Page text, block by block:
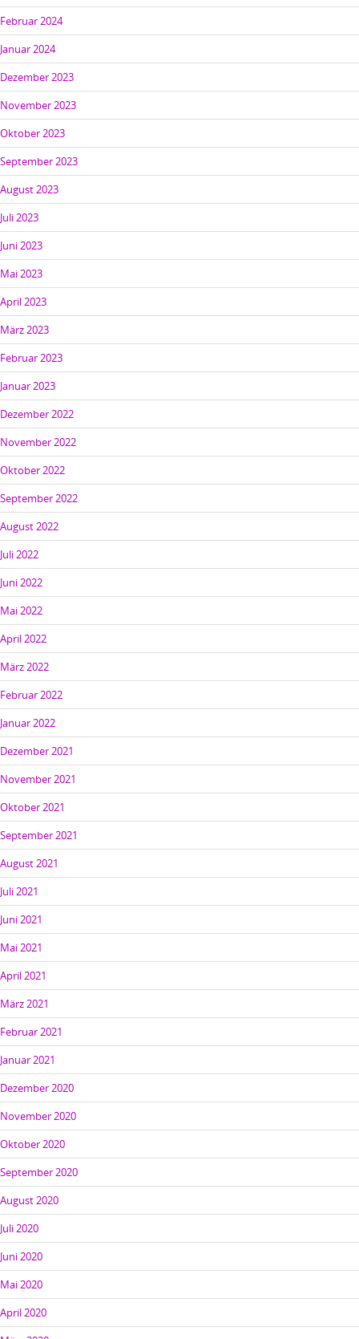
Februar 2024
Januar 2024
Dezember 2023
November 2023
Oktober 2023
September 2023
August 2023
Juli 2023
Juni 2023
Mai 2023
April 2023
März 2023
Februar 2023
Januar 2023
Dezember 2022
November 2022
Oktober 2022
September 2022
August 2022
Juli 2022
Juni 2022
Mai 2022
April 2022
März 2022
Februar 2022
Januar 2022
Dezember 2021
November 2021
Oktober 2021
September 2021
August 2021
Juli 2021
Juni 2021
Mai 2021
April 2021
März 2021
Februar 2021
Januar 2021
Dezember 2020
November 2020
Oktober 2020
September 2020
August 2020
Juli 2020
Juni 2020
Mai 2020
April 2020